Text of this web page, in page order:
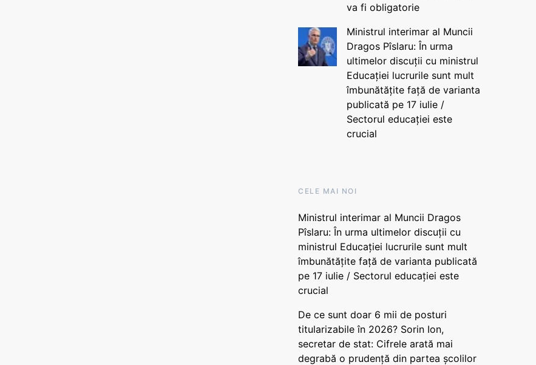
va fi obligatorie
Ministrul interimar al Muncii
Dragos Pîslaru: În urma
ultimelor discuții cu ministrul
Educației lucrurile sunt mult
îmbunătățite față de varianta
publicată pe 17 iulie /
Sectorul educației este
crucial
CELE MAI NOI
Ministrul interimar al Muncii Dragos
Pîslaru: În urma ultimelor discuții cu
ministrul Educației lucrurile sunt mult
îmbunătățite față de varianta publicată
pe 17 iulie / Sectorul educației este
crucial
De ce sunt doar 6 mii de posturi
titularizabile în 2026? Sorin Ion,
secretar de stat: Cifrele arată mai
degrabă o prudență din partea școlilor